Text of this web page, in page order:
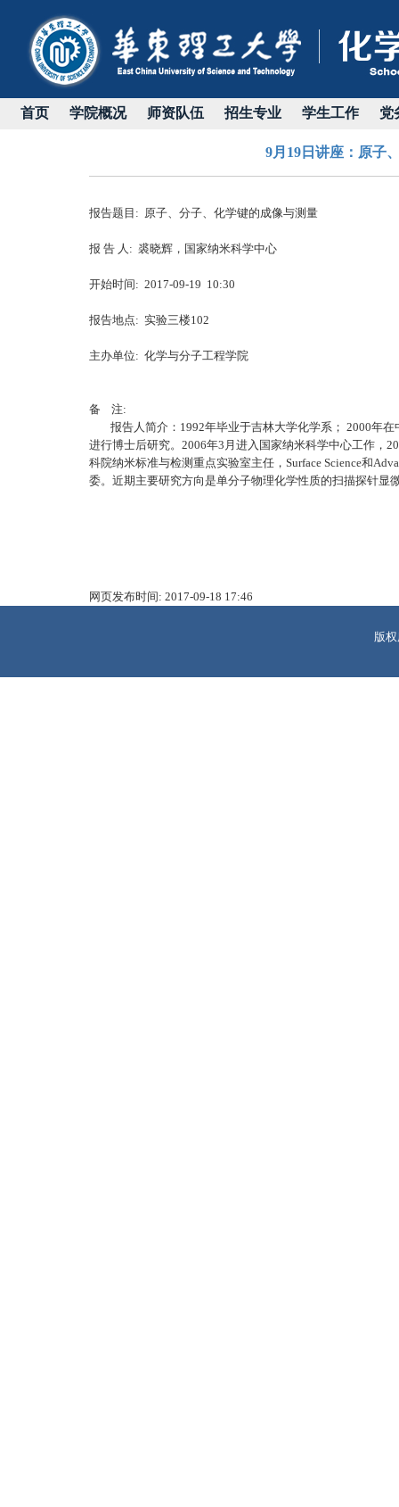
首页 学院概况 师资队伍 招生专业 学生工作 党
9月19日讲座：原子
报告题目: 原子、分子、化学键的成像与测量
报 告 人: 裘晓辉，国家纳米科学中心
开始时间: 2017-09-19 10:30
报告地点: 实验三楼102
主办单位: 化学与分子工程学院
备 注:
报告人简介：1992年毕业于吉林大学化学系； 2000年在
进行博士后研究。2006年3月进入国家纳米科学中心工作，
科院纳米标准与检测重点实验室主任，Surface Science和
委。近期主要研究方向是单分子物理化学性质的扫描探针
网页发布时间: 2017-09-18 17:46
版